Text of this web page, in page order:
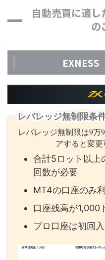
自動売買に適
の
EXNESS
レバレッジ無制限条
レバレッジ無制限は9万
アすると変更
合計5ロット以上
回数が必要
MT4の口座のみ
口座残高が1,000
プロ口座は初回